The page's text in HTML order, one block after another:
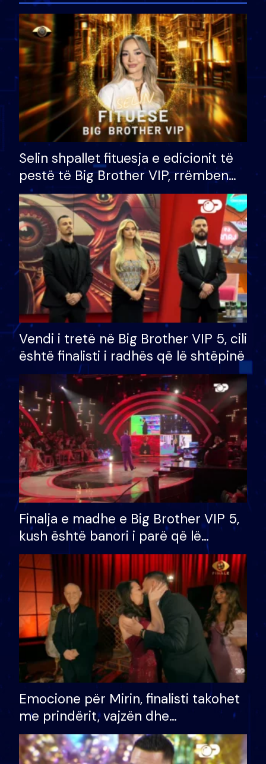
Selin shpallet fituesja e edicionit të
pestë të Big Brother VIP, rrëmben
çmimin e madh prej 100 mijë eurosh
Vendi i tretë në Big Brother VIP 5, cili
është finalisti i radhës që lë shtëpinë
Finalja e madhe e Big Brother VIP 5,
kush është banori i parë që lë
shtëpinë dhe humb mundësinë për
të fituar çmimin e madh
Emocione për Mirin, finalisti takohet
me prindërit, vajzën dhe
bashkëshorten: S’kemi ndonjë letër
divorci apo jo?